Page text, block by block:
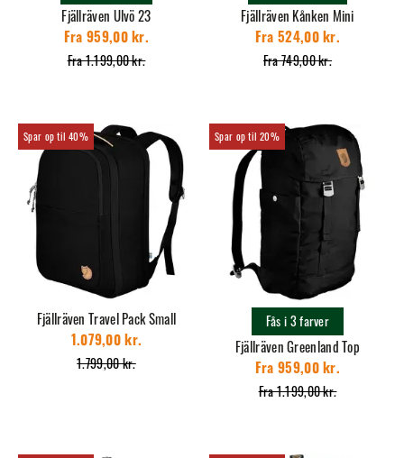
Fjällräven Ulvö 23
Fra 1.199,00 kr.
Fra 959,00 kr.
Fjällräven Kånken Mini
Fra 749,00 kr.
Fra 524,00 kr.
40%
Fjällräven Travel Pack Small
1.799,00 kr.
1.079,00 kr.
20%
Fjällräven Greenland Top
Fra 1.199,00 kr.
Fra 959,00 kr.
Fås i 3 farver